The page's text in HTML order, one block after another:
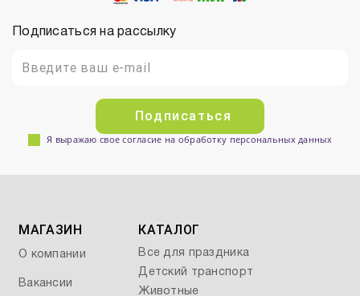
Подписаться на рассылку
Подписаться
Я выражаю свое согласие на обработку персональных данных
МАГАЗИН
О компании
Вакансии
КАТАЛОГ
Все для праздника
Детский транспорт
Животные